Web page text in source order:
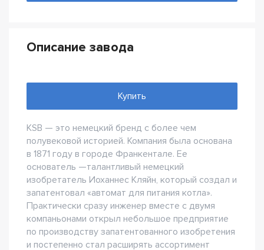
Описание завода
Купить
KSB — это немецкий бренд с более чем
полувековой историей. Компания была основана
в 1871 году в городе Франкентале. Ее
основатель —талантливый немецкий
изобретатель Иоханнес Кляйн, который создал и
запатентовал «автомат для питания котла».
Практически сразу инженер вместе с двумя
компаньонами открыл небольшое предприятие
по производству запатентованного изобретения
и постепенно стал расширять ассортимент